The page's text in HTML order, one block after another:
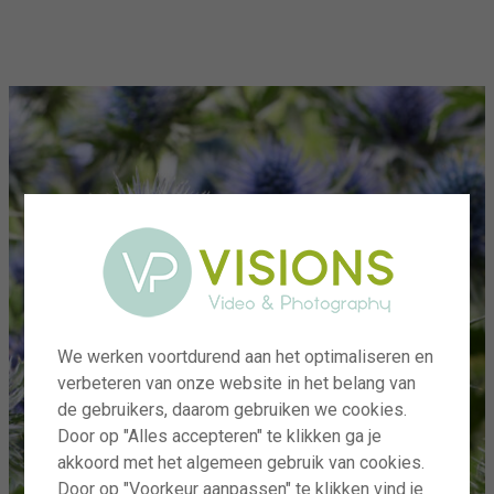
We werken voortdurend aan het optimaliseren en
verbeteren van onze website in het belang van
de gebruikers, daarom gebruiken we cookies.
Door op "Alles accepteren" te klikken ga je
akkoord met het algemeen gebruik van cookies.
Door op "Voorkeur aanpassen" te klikken vind je